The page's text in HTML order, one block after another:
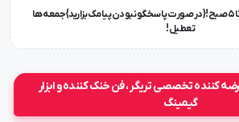
شنبه تا پنجشنبه ۱۲ ظهر تا 5 صبح!{در صورت پاسخگو نبودن پیامک بزارید} جمعه ها
تعطیل !
کننده تخصصی تریگر ، فن خنک کننده و ابزار
گیمینگ